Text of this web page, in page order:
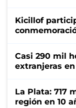
Kicillof
Casi 290 mil
extranjeras
La Plata: 717
región en 10